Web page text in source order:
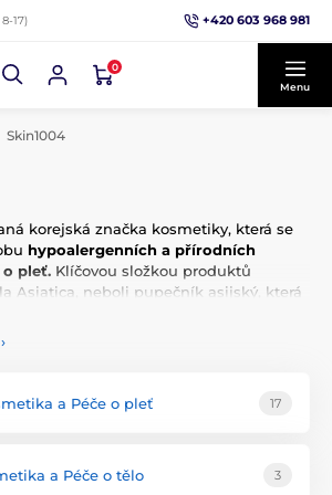
17) +420 603 968 981
0
Menu
Skin1004
korejská značka kosmetiky, která se
hypoalergenních a přírodních
pleť. Klíčovou složkou produktů
Asiatica, neboli pupečník asijský, která
forem této rostliny. Tato
zklidňujícími, hydratačními a
všechny typy pleti. Značka je hrdá na
což potvrzují i různé
od organizace PETA.
›
a Péče o pleť 17
a Péče o tělo 3